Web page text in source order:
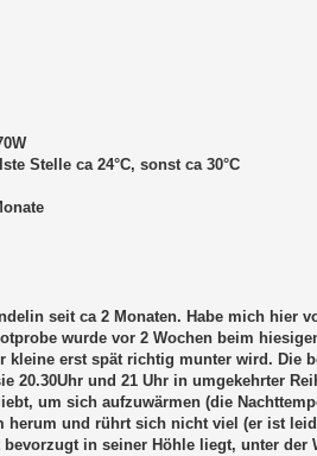
Stelle ca 24°C, sonst ca 30°C
seit ca 2 Monaten. Habe mich
wurde vor 2 Wochen beim
erst spät richtig munter wird. Die
20.30Uhr und 21 Uhr in umgekehrter
um sich aufzuwärmen (die
herum und rührt sich nicht viel (er ist
in seiner Höhle liegt, unter